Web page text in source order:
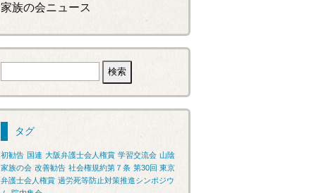
家族の会ニュース
検
索:
タグ
初勧告 国連 大阪弁護士会人権賞 学習交流会 山陰
家族の会 改善勧告 社会権規約第７条 第30回 東京
弁護士会人権賞 過労死等防止対策推進シンポジウ